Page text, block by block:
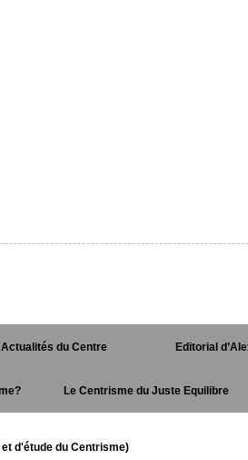
Actualités du Centre Editorial
Le Centrisme du Juste Equilibre
d'étude du Centrisme)